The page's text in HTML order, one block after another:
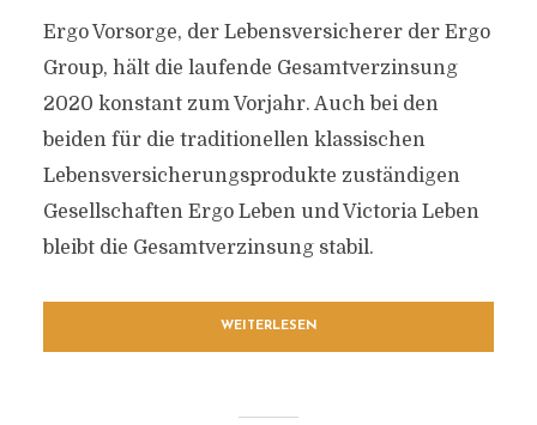
Ergo Vorsorge, der Lebensversicherer der Ergo
Group, hält die laufende Gesamtverzinsung
2020 konstant zum Vorjahr. Auch bei den
beiden für die traditionellen klassischen
Lebensversicherungsprodukte zuständigen
Gesellschaften Ergo Leben und Victoria Leben
bleibt die Gesamtverzinsung stabil.
WEITERLESEN